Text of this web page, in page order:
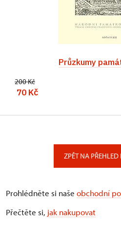
Průzkumy
200 Kč
70 Kč
ZPĚT NA
Prohlédněte si naše obchodní
Přečtěte si, jak nakupovat